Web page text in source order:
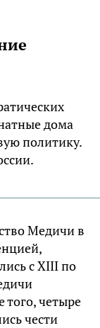
дома
политику.
Медичи в
с XIII по
того, четыре
чести